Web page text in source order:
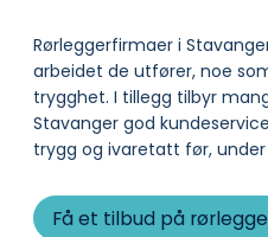
Rørleggerfirmaer i
arbeidet de utfører, noe
trygghet. I tillegg tilbyr
Stavanger god
trygg og ivaretatt før,
Få et tilbud på